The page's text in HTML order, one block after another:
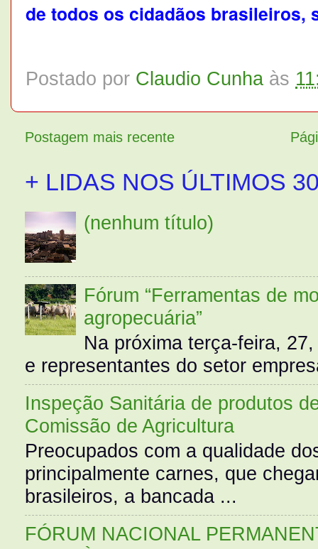
de todos os cidadãos brasileiros,
Postado por Claudio Cunha às
Postagem mais recente
+ LIDAS NOS ÚLTIMOS
(nenhum título)
Fórum “Ferramentas de
agropecuária”
Na próxima terça-feira,
e representantes do setor
Inspeção Sanitária de produtos
Comissão de Agricultura
Preocupados com a qualidade
principalmente carnes, que
brasileiros, a bancada ...
FÓRUM NACIONAL